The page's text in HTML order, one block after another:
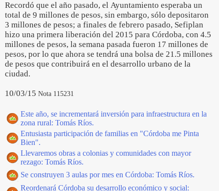
Recordó que el año pasado, el Ayuntamiento esperaba un
total de 9 millones de pesos, sin embargo, sólo depositaron
3 millones de pesos; a finales de febrero pasado, Sefiplan
hizo una primera liberación del 2015 para Córdoba, con 4.5
millones de pesos, la semana pasada fueron 17 millones de
pesos, por lo que ahora se tendrá una bolsa de 21.5 millones
de pesos que contribuirá en el desarrollo urbano de la
ciudad.
10/03/15 Nota 115231
Este año, se incrementará inversión para infraestructura en la
zona rural: Tomás Ríos.
Entusiasta participación de familias en "Córdoba me Pinta
Bien".
Llevaremos obras a colonias y comunidades con mayor
rezago: Tomás Ríos.
Se construyen 3 aulas por mes en Córdoba: Tomás Ríos.
Reordenará Córdoba su desarrollo económico y social: